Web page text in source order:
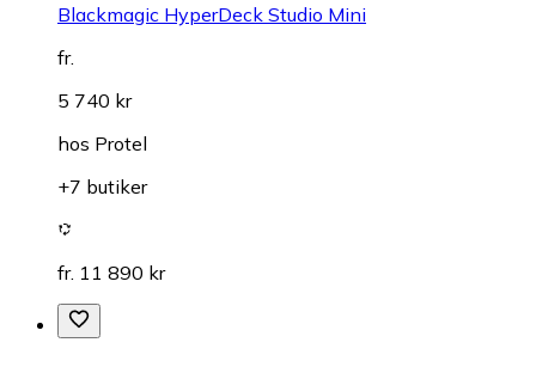
Blackmagic HyperDeck Studio Mini
fr.
5 740 kr
hos Protel
+7 butiker
fr. 11 890 kr